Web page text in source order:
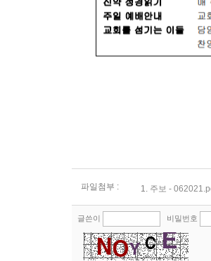
파일첨부 : 1. 주보 -
글쓴이 비밀번호